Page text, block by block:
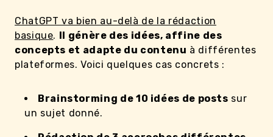
ChatGPT va bien au-delà de la rédaction
basique. Il génère des idées, affine des
concepts et adapte du contenu à différentes
plateformes. Voici quelques cas concrets :
Brainstorming de 10 idées de posts sur
un sujet donné.